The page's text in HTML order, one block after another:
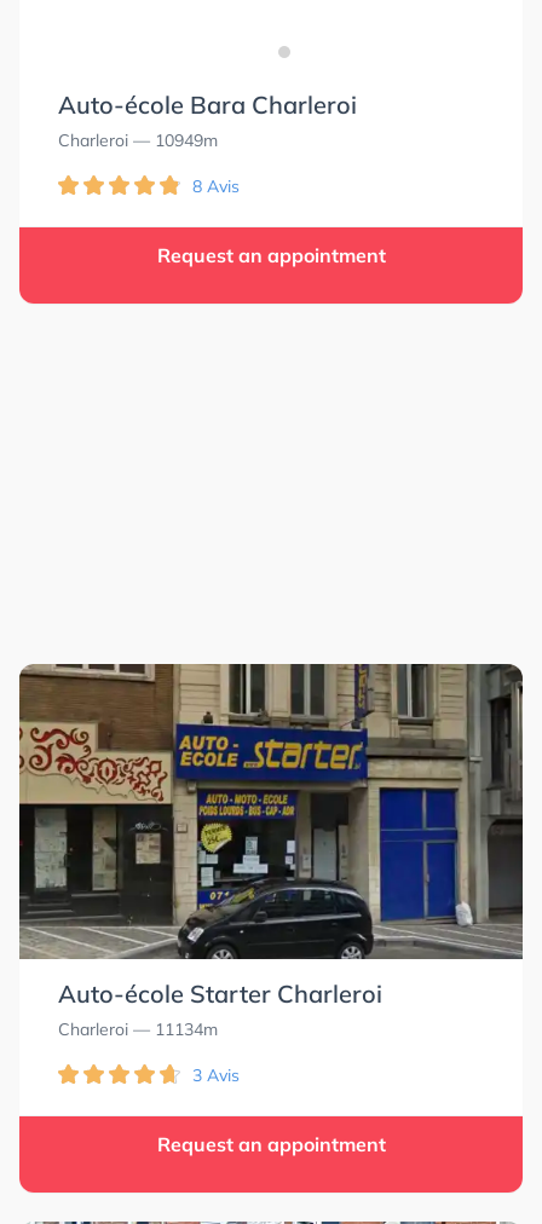
Auto-école Bara Charleroi
Charleroi — 10949m
8 Avis
Request an appointment
Auto-école Starter Charleroi
Charleroi — 11134m
3 Avis
Request an appointment